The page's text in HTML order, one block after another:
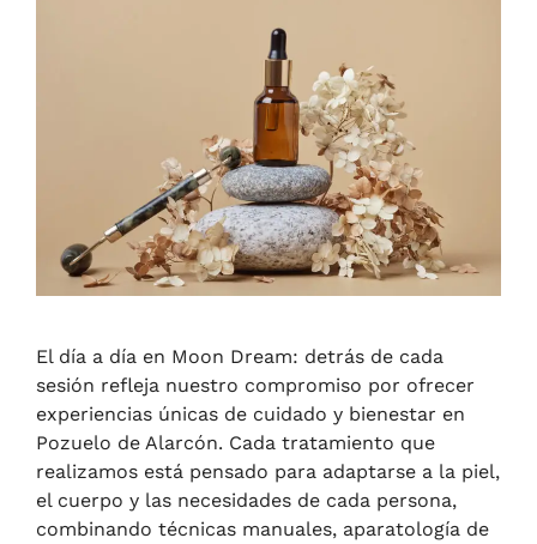
El día a día en Moon Dream: detrás de cada
sesión refleja nuestro compromiso por ofrecer
experiencias únicas de cuidado y bienestar en
Pozuelo de Alarcón. Cada tratamiento que
realizamos está pensado para adaptarse a la piel,
el cuerpo y las necesidades de cada persona,
combinando técnicas manuales, aparatología de